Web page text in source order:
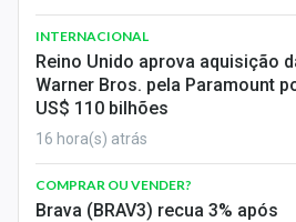
INTERNACIONAL
Reino Unido aprova aquisição
Warner Bros. pela Paramount
US$ 110 bilhões
16 hora(s) atrás
COMPRAR OU VENDER?
Brava (BRAV3) recua 3% após